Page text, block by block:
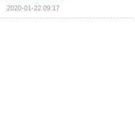
2020-01-22 09:17